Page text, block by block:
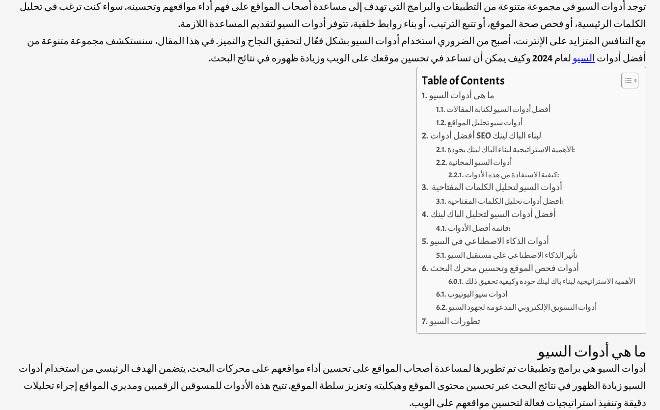
توجد أدوات السيو في مجموعة متنوعة من التطبيقات والبرامج التي تهدف إلى مساعدة أصحاب المواقع على فهم أداء مواقعهم وتحسينه. سواء كنت ترغب في تحليل
الكلمات الرئيسية، أو فحص صحة الموقع، أو تتبع الترتيب، أو بناء روابط خلفية، تتوفر أدوات السيو لتقديم المساعدة اللازمة.
مع التنافس المتزايد على الإنترنت، أصبح من الضروري استخدام أدوات السيو بشكل فعّال لتحقيق النجاح والتميز. في هذا المقال، سنستكشف مجموعة متنوعة من
أفضل أدوات السيو لعام 2024 وكيف يمكن أن تساعد في تحسين موقعك على الويب وزيادة ظهوره في نتائج البحث.
Table of Contents
ما هي أدوات السيو
أفضل أدوات السيو لكتابة المقالات
أدوات سيو تحليل المواقع
أفضل أدوات SEO لبناء الباك لينك
الأهمية الاستراتيجية لبناء الباك لينك بجودة:
أدوات السيو المجانية
كيفية الاستفادة من هذه الأدوات:
أدوات السيو لتحليل الكلمات المفتاحية
أفضل أدوات تحليل الكلمات المفتاحية:
أفضل أدوات السيو لتحليل الباك لينك
قائمة أفضل الأدوات:
أدوات الذكاء الاصطناعي في السيو
تأثير الذكاء الاصطناعي على مستقبل السيو
أدوات فحص الموقع وتحسين محرك البحث
الأهمية الاستراتيجية لبناء باك لينك جودة وكيفية تحقيق ذلك
أدوات سيو اليوتيوب
أدوات التسويق الإلكتروني المدعومة لجهود السيو
تطورات السيو
ما هي أدوات السيو
أدوات السيو هي برامج وتطبيقات تم تطويرها لمساعدة أصحاب المواقع على تحسين أداء مواقعهم على محركات البحث. يتضمن الهدف الرئيسي من استخدام أدوات
السيو زيادة الظهور في نتائج البحث عبر تحسين محتوى الموقع وهيكليته وتعزيز سلطة الموقع. تتيح هذه الأدوات للمسوقين الرقميين ومديري المواقع إجراء تحليلات
دقيقة وتنفيذ استراتيجيات فعالة لتحسين مواقعهم على الويب.